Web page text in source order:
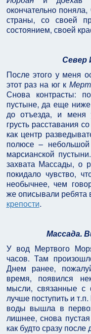
окончательно
страны, со своей
состоянием, своей
Север
После этого у меня
этот раз на юг к
Снова контрасты:
пустыне, да еще
до отъезда, и меня
грусть расставания
как центр
полюсе –
марсианской
захвата Массады, о
покидало чувство,
необычнее, чем
же описывали ребята
крепости.
Массада.
У вод Мертвого
часов. Там
Днем ранее,
время, появился
мысли, связанные с
лучше поступить и
воды вышла в
лишнее, снова
как будто сразу после